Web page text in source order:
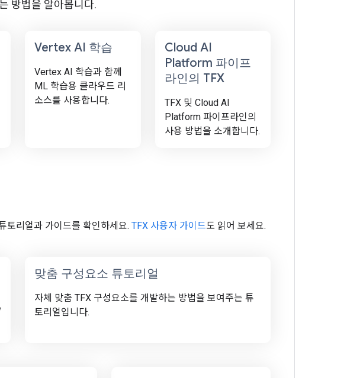
방법을 알아봅니다.
Vertex AI 학습
Vertex AI 학습과 함께
ML 학습용 클라우드 리
소스를 사용합니다.
Cloud AI
Platform 파이프
라인의 TFX
TFX 및 Cloud AI
Platform 파이프라인의
사용 방법을 소개합니다.
토리얼과 가이드를 확인하세요. TFX 사용자 가이드도 읽어 보세요.
맞춤 구성요소 튜토리얼
자체 맞춤 TFX 구성요소를 개발하는 방법을 보여주는 튜
토리얼입니다.